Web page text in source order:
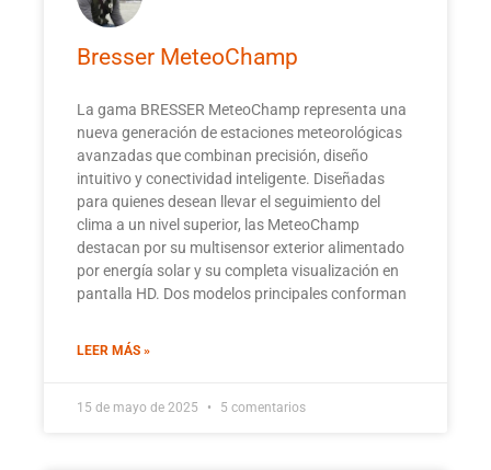
Bresser MeteoChamp
La gama BRESSER MeteoChamp representa una
nueva generación de estaciones meteorológicas
avanzadas que combinan precisión, diseño
intuitivo y conectividad inteligente. Diseñadas
para quienes desean llevar el seguimiento del
clima a un nivel superior, las MeteoChamp
destacan por su multisensor exterior alimentado
por energía solar y su completa visualización en
pantalla HD. Dos modelos principales conforman
LEER MÁS »
15 de mayo de 2025 5 comentarios